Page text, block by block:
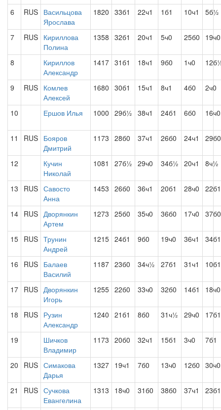
6 RUS Васильцова
Ярослава
1820 33б1 22ч1 1б1 10ч1 5б½
7 RUS Кириллова
Полина
1358 32б1 20ч1 5ч0 25б0 19ч0
8
Кириллов
Александр
1417 31б1 18ч1 9б0 1ч0
9 RUS Комлев
Алексей
1680 30б1 15ч1 8ч1 4б0 2ч0
10 Ершов Илья 1000 29б½ 38ч1 24б1 6б0 16ч0
11 RUS Бояров
Дмитрий
1173 28б0 37ч1 26б0 24ч1 29б0
12
Кучин
Николай
1081 27б½ 29ч0 34б½ 20ч1 8ч½
13 RUS Савосто
Анна
1453 26б0 36ч1 20б1 28ч0 22б1
14 RUS Дворянкин
Артем
1273 25б0 35ч0 36б0 17ч0 37б0
15 RUS Трунин
Андрей
1215 24б1 9б0 19ч0 36ч1 34б1
16 RUS Балаев
Василий
1187 23б0 34ч½ 27б1 31ч1 10б1
17 RUS Дворянкин
Игорь
1255 22б0 33ч0 32б0 14б1 18ч0
18 RUS Рузин
Александр
1240 21б1 8б0 31ч½ 29ч0 17б1
19
Шичков
Владимир
1173 20б0 32ч1 15б1 3ч0 7б1
20 RUS Симакова
Дарья
1327 19ч1 7б0 13ч0 12б0 30ч0
21 RUS Сучкова
Евангелина
1313 18ч0 31б0 38б0 37ч1 23б1